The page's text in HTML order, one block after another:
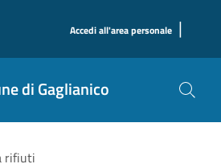
Accedi all'area personale |
di Gaglianico
rifiuti